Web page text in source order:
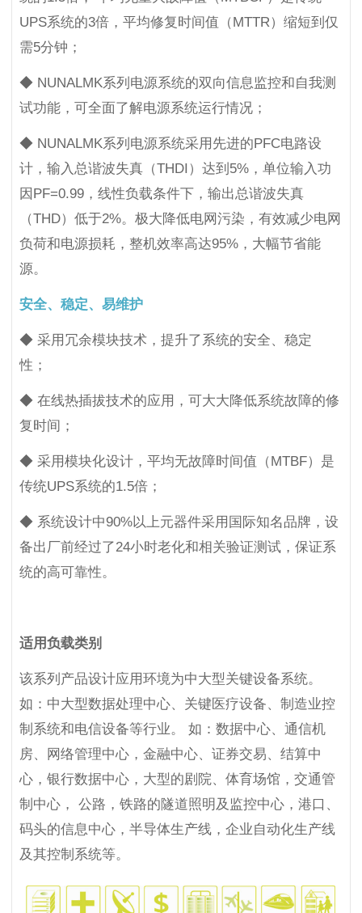
UPS系统的3倍，平均修复时间值（MTTR）缩短到仅
需5分钟；
◆ NUNALMK系列电源系统的双向信息监控和自我测
试功能，可全面了解电源系统运行情况；
◆ NUNALMK系列电源系统采用先进的PFC电路设
计，输入总谐波失真（THDI）达到5%，单位输入功
因PF=0.99，线性负载条件下，输出总谐波失真
（THD）低于2%。极大降低电网污染，有效减少电网
负荷和电源损耗，整机效率高达95%，大幅节省能
源。
安全、稳定、易维护
◆ 采用冗余模块技术，提升了系统的安全、稳定
性；
◆ 在线热插拔技术的应用，可大大降低系统故障的修
复时间；
◆ 采用模块化设计，平均无故障时间值（MTBF）是
传统UPS系统的1.5倍；
◆ 系统设计中90%以上元器件采用国际知名品牌，设
备出厂前经过了24小时老化和相关验证测试，保证系
统的高可靠性。
适用负载类别
该系列产品设计应用环境为中大型关键设备系统。
如：中大型数据处理中心、关键医疗设备、制造业控
制系统和电信设备等行业。 如：数据中心、通信机
房、网络管理中心，金融中心、证券交易、结算中
心，银行数据中心，大型的剧院、体育场馆，交通管
制中心， 公路，铁路的隧道照明及监控中心，港口、
码头的信息中心，半导体生产线，企业自动化生产线
及其控制系统等。